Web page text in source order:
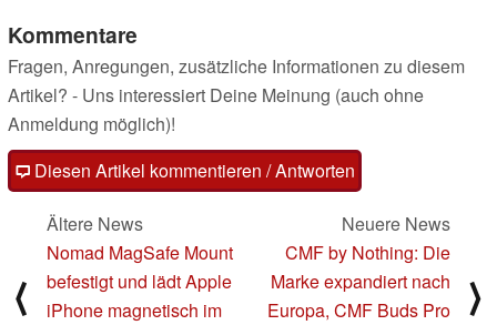
Kommentare
Fragen, Anregungen, zusätzliche Informationen zu diesem
Artikel? - Uns interessiert Deine Meinung (auch ohne
Anmeldung möglich)!
Diesen Artikel kommentieren / Antworten
⟨
Ältere News
Nomad MagSafe Mount
befestigt und lädt Apple
iPhone magnetisch im
Neuere News
CMF by Nothing: Die
Marke expandiert nach
Europa, CMF Buds Pro
⟩